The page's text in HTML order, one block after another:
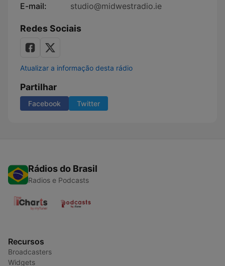
E-mail:
studio@midwestradio.ie
Redes Sociais
Atualizar a informação desta rádio
Partilhar
Facebook Twitter
Rádios do Brasil
Radios e Podcasts
Recursos
Broadcasters
Widgets